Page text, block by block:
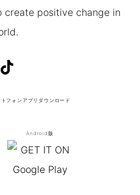
positive change in
フォンアプリ ダウンロード
Android版